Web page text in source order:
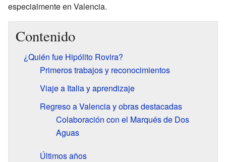
especialmente en Valencia.
Contenido
¿Quién fue Hipólito Rovira?
Primeros trabajos y reconocimientos
Viaje a Italia y aprendizaje
Regreso a Valencia y obras destacadas
Colaboración con el Marqués de Dos
Aguas
Últimos años